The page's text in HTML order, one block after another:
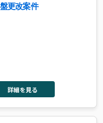
更改案件
詳細を見る